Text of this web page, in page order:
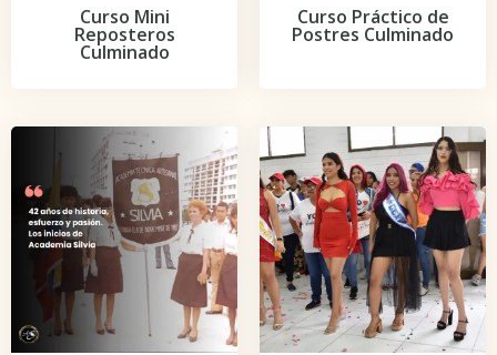
Curso Mini
Reposteros
Culminado
Curso Práctico de
Postres Culminado